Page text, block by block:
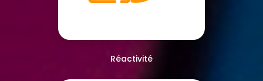
Réactivité